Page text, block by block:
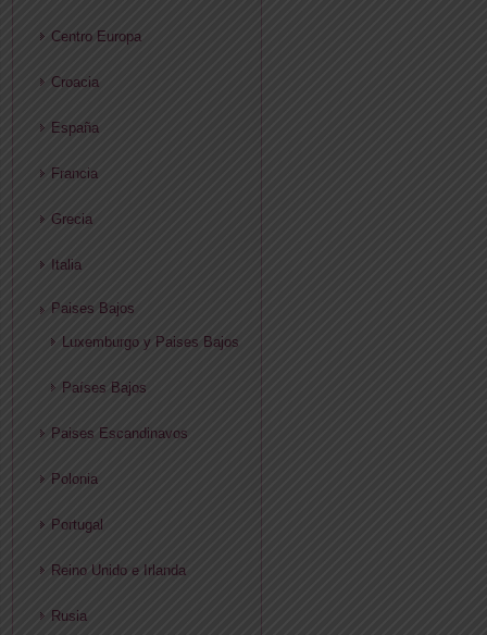
Centro Europa
Croacia
España
Francia
Grecia
Italia
Paises Bajos
Luxemburgo y Paises Bajos
Países Bajos
Paises Escandinavos
Polonia
Portugal
Reino Unido e Irlanda
Rusia